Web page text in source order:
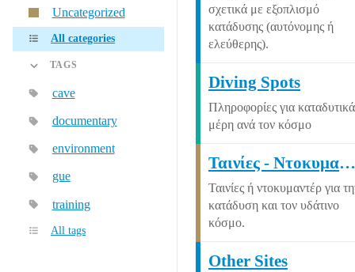
Uncategorized
All categories
TAGS
cave
documentary
environment
gue
training
All tags
σχετικά με εξοπλισμό
κατάδυσης (αυτόνομης ή
ελεύθερης).
Diving Spots
Πληροφορίες για καταδυτικά
μέρη ανά τον κόσμο
Ταινίες - Ντοκυμαντέρ
Ταινίες ή ντοκυμαντέρ για
κατάδυση και τον υδάτινο
κόσμο.
Other Sites